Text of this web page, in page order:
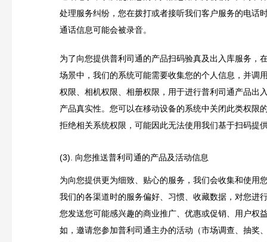
处理服务纠纷，您在拨打或者接听我们客户服务的电话
通话信息可能会被录音。
为了向您提供普利司通的产品扫码验真及出入库服务，
场景中，我们的系统可能需要收集您的个人信息，并调
权限、相机权限、相册权限，用于进行普利司通产品出
产品真实性。您可以在移动设备的系统中关闭此类权限
拒绝相关系统权限，可能因此无法使用我们基于扫码提
(3). 向您推送普利司通的产品及活动信息
为向您提供更为细致、贴心的服务，我们会收集和使用
我们的各渠道时的服务偏好、习惯、收藏数据，对您进
您发送您可能感兴趣的商业推广、优惠或促销、用户权
如，邀请您参加普利司通主办的活动（市场调查、抽奖